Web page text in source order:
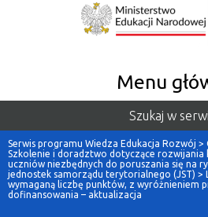
Menu
Szukaj w
Serwis programu Wiedza Edukacja Rozwój >
Szkolenie i doradztwo dotyczące rozwijania
uczniów niezbędnych do poruszania się na
jednostek samorządu terytorialnego (JST) >
wymaganą liczbę punktów, z wyróżnieniem
dofinansowania – aktualizacja